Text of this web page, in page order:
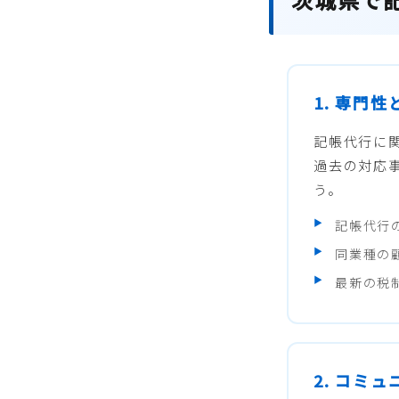
1. 専門性
記帳代行に
過去の対応
う。
記帳代行
同業種の
最新の税
2. コミュ